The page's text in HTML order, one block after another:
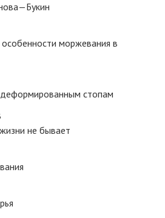
данных
персональных данных
моржевания в
стопам
не бывает